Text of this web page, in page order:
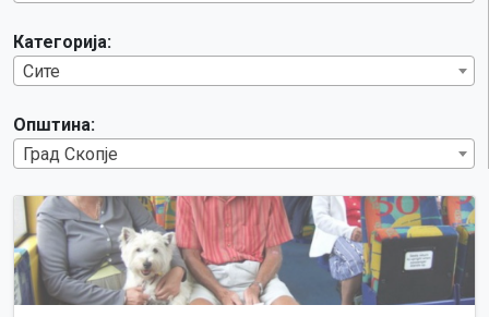
Категорија:
Сите
Општина:
Град Скопје